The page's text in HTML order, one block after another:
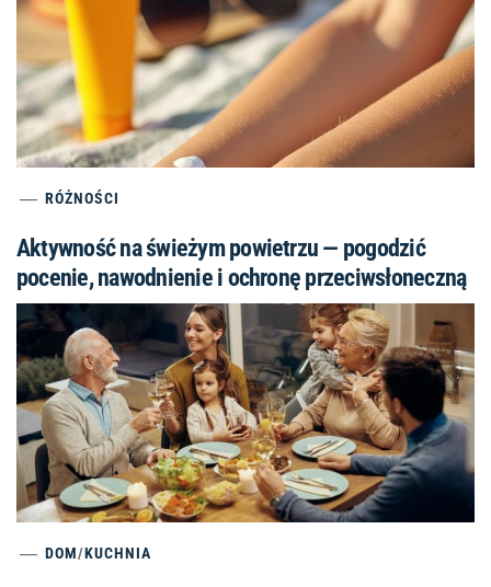
RÓŻNOŚCI
Aktywność na świeżym powietrzu — pogodzić
pocenie, nawodnienie i ochronę przeciwsłoneczną
DOM/KUCHNIA